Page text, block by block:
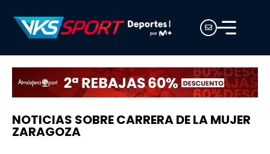
NOTICIAS SOBRE CARRERA DE LA MUJER
ZARAGOZA